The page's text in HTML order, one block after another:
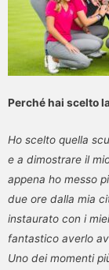
Perché hai scelto
Ho scelto quella
e a dimostrare il
appena ho messo
due ore dalla mia
instaurato con i
fantastico averlo
Uno dei momenti